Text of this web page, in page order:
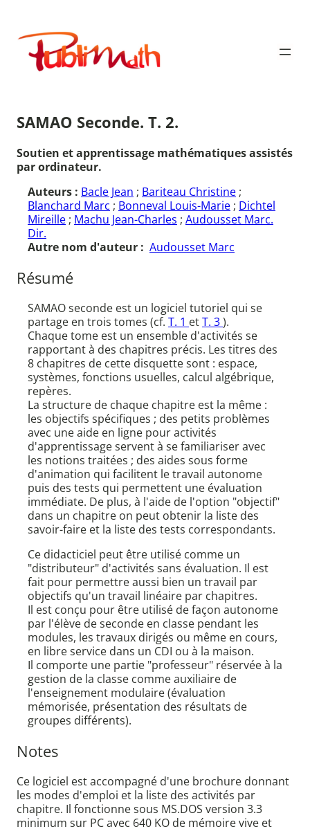
contenu
Publimath
SAMAO Seconde. T. 2.
Soutien et apprentissage mathématiques assistés
par ordinateur.
Auteurs : Bacle Jean ; Bariteau Christine ;
Blanchard Marc ; Bonneval Louis-Marie ; Dichtel
Mireille ; Machu Jean-Charles ; Audousset Marc.
Dir.
Autre nom d'auteur : Audousset Marc
Résumé
SAMAO seconde est un logiciel tutoriel qui se
partage en trois tomes (cf. T. 1 etT. 3).
Chaque tome est un ensemble d'activités se
rapportant à des chapitres précis. Les titres des
8 chapitres de cette disquette sont : espace,
systèmes, fonctions usuelles, calcul algébrique,
repères.
La structure de chaque chapitre est la même :
les objectifs spécifiques ; des petits problèmes
avec une aide en ligne pour activités
d'apprentissage servent à se familiariser avec
les notions traitées ; des aides sous forme
d'animation qui facilitent le travail autonome
puis des tests qui permettent une évaluation
immédiate. De plus, à l'aide de l'option "objectif"
dans un chapitre on peut obtenir la liste des
savoir-faire et la liste des tests correspondants.
Ce didacticiel peut être utilisé comme un
"distributeur" d'activités sans évaluation. Il est
fait pour permettre aussi bien un travail par
objectifs qu'un travail linéaire par chapitres.
Il est conçu pour être utilisé de façon autonome
par l'élève de seconde en classe pendant les
modules, les travaux dirigés ou même en cours,
en libre service dans un CDI ou à la maison.
Il comporte une partie "professeur" réservée à la
gestion de la classe comme auxiliaire de
l'enseignement modulaire (évaluation
mémorisée, présentation des résultats de
groupes différents).
Notes
Ce logiciel est accompagné d'une brochure donnant
les modes d'emploi et la liste des activités par
chapitre. Il fonctionne sous MS.DOS version 3.3
minimum sur PC avec 640 KO de mémoire vive et